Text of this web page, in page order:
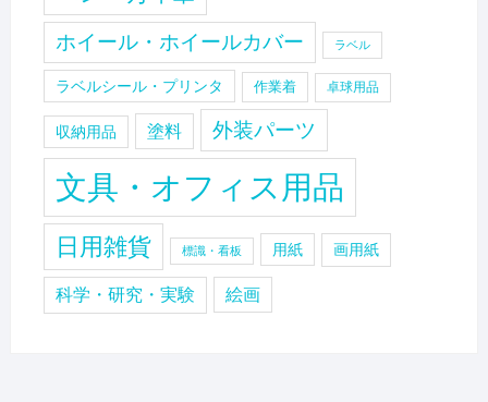
ホイール・ホイールカバー ラベル
ラベルシール・プリンタ 作業着 卓球用品
収納用品 塗料 外装パーツ
文具・オフィス用品
日用雑貨 標識・看板 用紙 画用紙
科学・研究・実験 絵画